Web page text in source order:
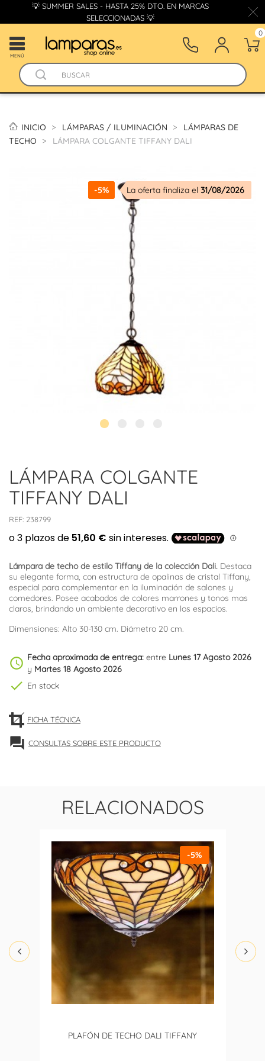
💡 SUMMER SALES - HASTA 25% DTO. EN MARCAS
SELECCIONADAS 💡
MENÚ
0
INICIO LÁMPARAS / ILUMINACIÓN
LÁMPARAS DE
TECHO
LÁMPARA COLGANTE TIFFANY DALI
-5% La oferta finaliza el 31/08/2026
LÁMPARA COLGANTE
TIFFANY DALI
REF: 238799
Lámpara de techo de estilo Tiffany de la colección Dali. Destaca
su elegante forma, con estructura de opalinas de cristal Tiffany,
especial para complementar en la iluminación de salones y
comedores. Posee acabados de colores marrones y tonos mas
claros, brindando un ambiente decorativo en los espacios.
Dimensiones: Alto 30-130 cm. Diámetro 20 cm.
schedule Fecha aproximada de entrega: entre Lunes 17 Agosto 2026
y Martes 18 Agosto 2026
check En stock
FICHA TÉCNICA
forum CONSULTAS SOBRE ESTE PRODUCTO
RELACIONADOS
PLAFÓN DE TECHO DALI TIFFANY
-5%